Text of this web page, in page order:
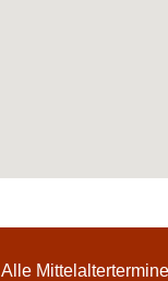
Alle Mittelaltertermine